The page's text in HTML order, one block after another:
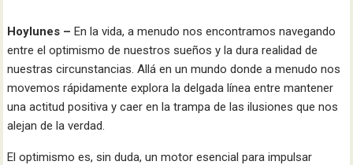
Hoylunes – En la vida, a menudo nos encontramos navegando
entre el optimismo de nuestros sueños y la dura realidad de
nuestras circunstancias. Allá en un mundo donde a menudo nos
movemos rápidamente explora la delgada línea entre mantener
una actitud positiva y caer en la trampa de las ilusiones que nos
alejan de la verdad.
El optimismo es, sin duda, un motor esencial para impulsar